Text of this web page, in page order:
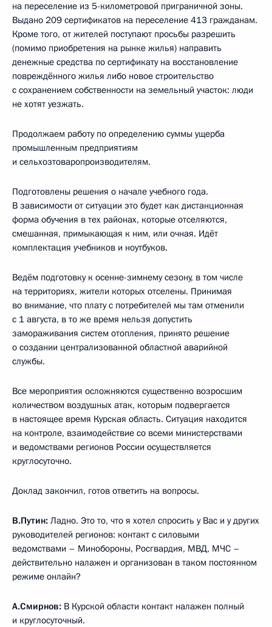
на переселение из 5-километровой приграничной зоны.
Выдано 209 сертификатов на переселение 413 гражданам.
Кроме того, от жителей поступают просьбы разрешить
(помимо приобретения на рынке жилья) направить
денежные средства по сертификату на восстановление
повреждённого жилья либо новое строительство
с сохранением собственности на земельный участок: люди
не хотят уезжать.
Продолжаем работу по определению суммы ущерба
промышленным предприятиям
и сельхозтоваропроизводителям.
Подготовлены решения о начале учебного года.
В зависимости от ситуации это будет как дистанционная
форма обучения в тех районах, которые отселяются,
смешанная, примыкающая к ним, или очная. Идёт
комплектация учебников и ноутбуков.
Ведём подготовку к осенне-зимнему сезону, в том числе
на территориях, жители которых отселены. Принимая
во внимание, что плату с потребителей мы там отменили
с 1 августа, в то же время нельзя допустить
замораживания систем отопления, принято решение
о создании централизованной областной аварийной
службы.
Все мероприятия осложняются существенно возросшим
количеством воздушных атак, которым подвергается
в настоящее время Курская область. Ситуация находится
на контроле, взаимодействие со всеми министерствами
и ведомствами регионов России осуществляется
круглосуточно.
Доклад закончил, готов ответить на вопросы.
В.Путин: Ладно. Это то, что я хотел спросить у Вас и у других
руководителей регионов: контакт с силовыми
ведомствами – Минобороны, Росгвардия, МВД, МЧС –
действительно налажен и организован в таком постоянном
режиме онлайн?
А.Смирнов: В Курской области контакт налажен полный
и круглосуточный.